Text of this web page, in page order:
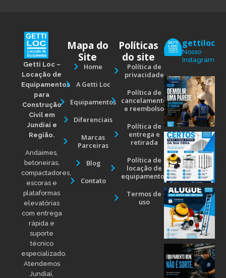
Getti Loc –
Locação de
Equipamentos
para
Construção
Civil em
Jundiaí e
Região.
Andaimes,
betoneiras,
compactadores,
escoras e
plataformas
elevatórias
com entrega
rápida e
suporte
técnico
especializado.
Atendemos
Jundiaí,
Mapa do
Site
Home
A Getti Loc
Equipamentos
Diferenciais
Marcas
Parceiras
Blog
Contato
Políticas
do site
Política de
privacidade
Política de
cancelamento
e reembolso
Política de
entrega e
retirada
Política de
locação de
equipamentos
Termos de
uso
gettiloc
Nosso
Instagram